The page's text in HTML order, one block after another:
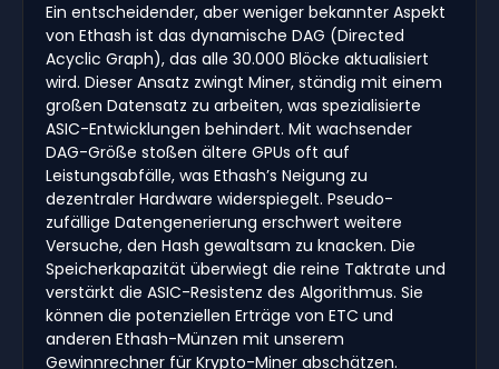
Ein entscheidender, aber weniger bekannter Aspekt
von Ethash ist das dynamische DAG (Directed
Acyclic Graph), das alle 30.000 Blöcke aktualisiert
wird. Dieser Ansatz zwingt Miner, ständig mit einem
großen Datensatz zu arbeiten, was spezialisierte
ASIC-Entwicklungen behindert. Mit wachsender
DAG-Größe stoßen ältere GPUs oft auf
Leistungsabfälle, was Ethash’s Neigung zu
dezentraler Hardware widerspiegelt. Pseudo-
zufällige Datengenerierung erschwert weitere
Versuche, den Hash gewaltsam zu knacken. Die
Speicherkapazität überwiegt die reine Taktrate und
verstärkt die ASIC-Resistenz des Algorithmus. Sie
können die potenziellen Erträge von ETC und
anderen Ethash-Münzen mit unserem
Gewinnrechner für Krypto-Miner abschätzen.